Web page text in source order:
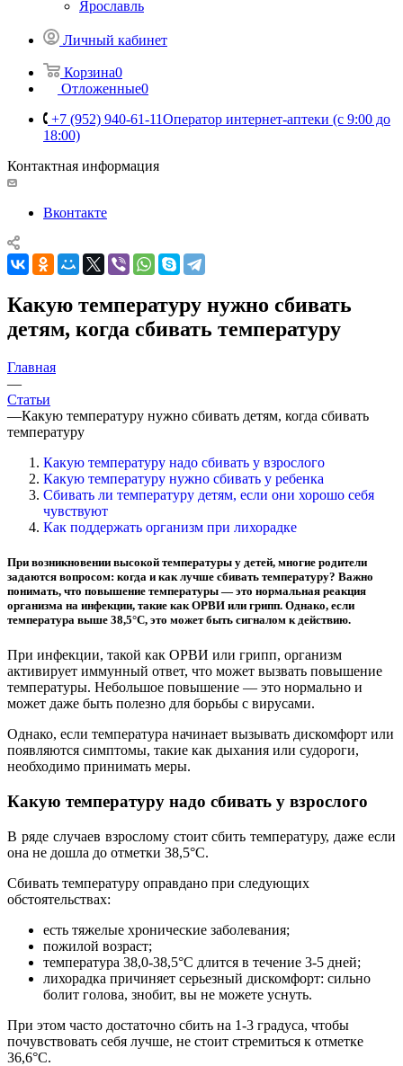
Ярославль
Личный кабинет
Корзина0
Отложенные0
+7 (952) 940-61-11Оператор интернет-аптеки (с 9:00 до
18:00)
Контактная информация
Вконтакте
Какую температуру нужно сбивать
детям, когда сбивать температуру
Главная
—
Статьи
—Какую температуру нужно сбивать детям, когда сбивать
температуру
Какую температуру надо сбивать у взрослого
Какую температуру нужно сбивать у ребенка
Сбивать ли температуру детям, если они хорошо себя
чувствуют
Как поддержать организм при лихорадке
При возникновении высокой температуры у детей, многие родители
задаются вопросом: когда и как лучше сбивать температуру? Важно
понимать, что повышение температуры — это нормальная реакция
организма на инфекции, такие как ОРВИ или грипп. Однако, если
температура выше 38,5°C, это может быть сигналом к действию.
При инфекции, такой как ОРВИ или грипп, организм
активирует иммунный ответ, что может вызвать повышение
температуры. Небольшое повышение — это нормально и
может даже быть полезно для борьбы с вирусами.
Однако, если температура начинает вызывать дискомфорт или
появляются симптомы, такие как дыхания или судороги,
необходимо принимать меры.
Какую температуру надо сбивать у взрослого
В ряде случаев взрослому стоит сбить температуру, даже если
она не дошла до отметки 38,5°С.
Сбивать температуру оправдано при следующих
обстоятельствах:
есть тяжелые хронические заболевания;
пожилой возраст;
температура 38,0-38,5°С длится в течение 3-5 дней;
лихорадка причиняет серьезный дискомфорт: сильно
болит голова, знобит, вы не можете уснуть.
При этом часто достаточно сбить на 1-3 градуса, чтобы
почувствовать себя лучше, не стоит стремиться к отметке
36,6°С.